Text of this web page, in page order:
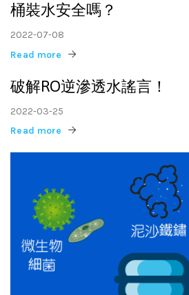
桶裝水安全嗎？
2022-07-08
Read more
破解RO逆滲透水謠言！
2022-03-25
Read more